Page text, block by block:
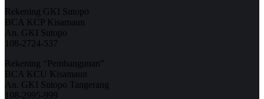
Rekening GKI Sutopo
BCA KCP Kisamaun
An. GKI Sutopo
108-2724-537
Rekening “Pembangunan”
BCA KCU Kisamaun
An. GKI Sutopo Tangerang
108-2995-999